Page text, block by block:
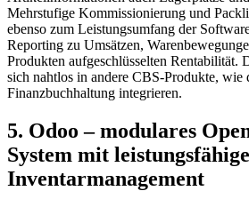
Mehrstufige Kommissionierung und
ebenso zum Leistungsumfang der
Reporting zu Umsätzen,
Produkten aufgeschlüsselten Rentabilität.
sich nahtlos in andere CBS-Produkte, wie
Finanzbuchhaltung integrieren.
5. Odoo – modulares
System mit
Inventarmanagement